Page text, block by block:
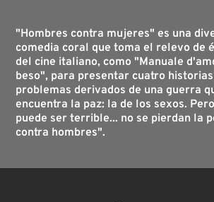
"Hombres contra mujeres" es una
comedia coral que toma el relevo de
del cine italiano, como "Manuale
beso", para presentar cuatro
problemas derivados de una guerra
encuentra la paz: la de los sexos.
puede ser terrible... no se pierdan la
contra hombres".